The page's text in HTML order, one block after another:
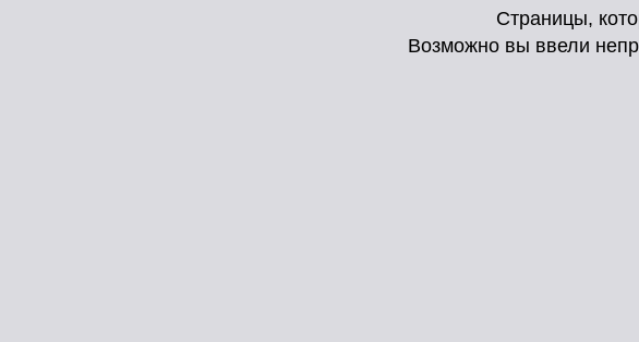
Страницы,
Возможно вы ввели